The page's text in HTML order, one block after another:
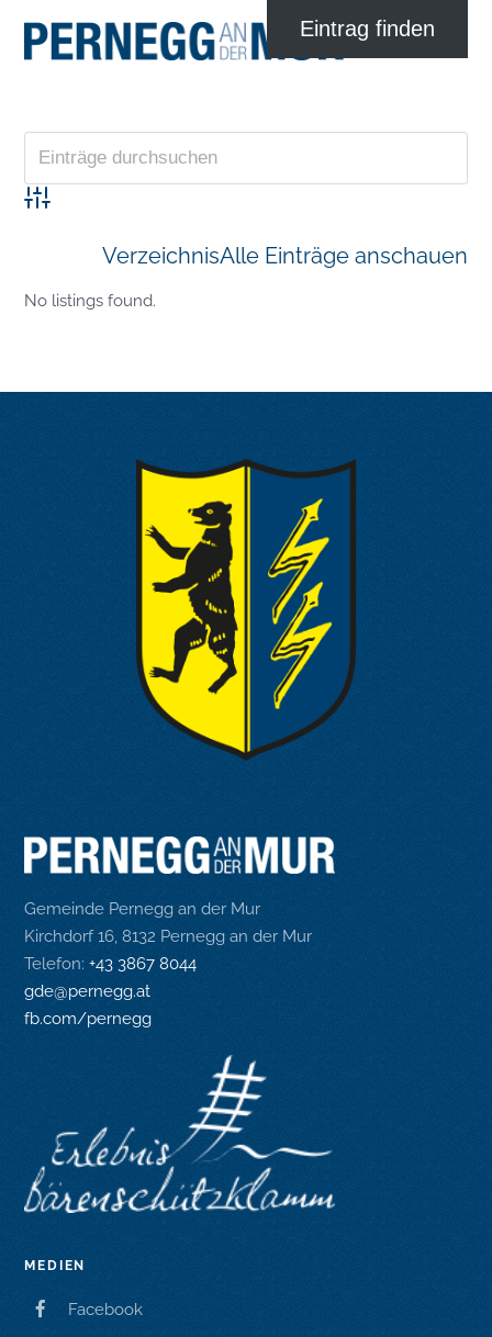
Advanced Search
VerzeichnisAlle Einträge anschauen
No listings found.
Gemeinde Pernegg an der Mur
Kirchdorf 16, 8132 Pernegg an der Mur
Telefon:+43 3867 8044
gde@pernegg.at
fb.com/pernegg
MEDIEN
Facebook